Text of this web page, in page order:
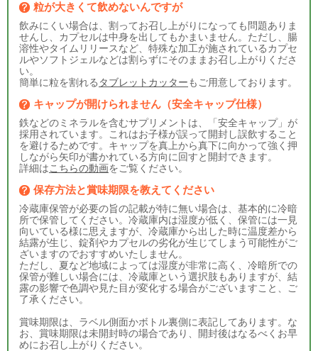
粒が大きくて飲めないんですが
飲みにくい場合は、割ってお召し上がりになっても問題ありま
せんし、カプセルは中身を出してもかまいません。ただし、腸
溶性やタイムリリースなど、特殊な加工が施されているカプセ
ルやソフトジェルなどは割らずにそのままお召し上がりくださ
い。
簡単に粒を割れる タブレットカッターもご用意しております。
キャップが開けられません（安全キャップ仕様）
鉄などのミネラルを含むサプリメントは、「安全キャップ」が
採用されています。これはお子様が誤って開封し誤飲すること
を避けるためです。キャップを真上から真下に向かって強く押
しながら矢印が書かれている方向に回すと開封できます。
詳細はこちらの動画をご覧ください。
保存方法と賞味期限を教えてください
冷蔵庫保管が必要の旨の記載が特に無い場合は、基本的に冷暗
所で保管してください。冷蔵庫内は湿度が低く、保管には一見
向いている様に思えますが、冷蔵庫から出した時に温度差から
結露が生じ、錠剤やカプセルの劣化が生じてしまう可能性がご
ざいますのでおすすめいたしません。
ただし、夏など地域によっては湿度が非常に高く、冷暗所での
保管が難しい場合には、冷蔵庫という選択肢もありますが、結
露の影響で色調や見た目が変化する場合がございますこと、ご
了承ください。
賞味期限は、ラベル側面かボトル裏側に表記してあります。な
お、賞味期限は未開封時の場合であり、開封後はなるべくお早
めにお召し上がりください。